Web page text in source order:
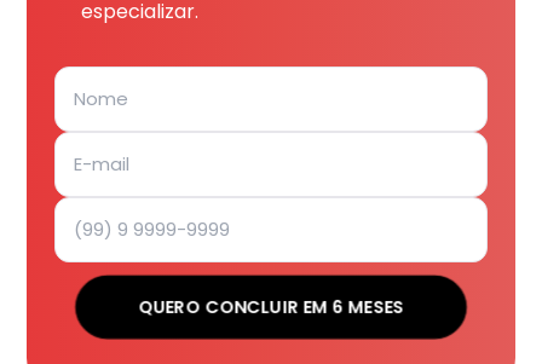
especializar.
QUERO CONCLUIR EM 6 MESES